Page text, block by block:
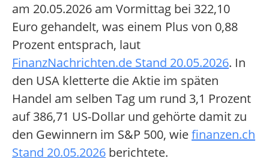
am 20.05.2026 am Vormittag bei 322,10
Euro gehandelt, was einem Plus von 0,88
Prozent entsprach, laut
FinanzNachrichten.de Stand 20.05.2026. In
den USA kletterte die Aktie im späten
Handel am selben Tag um rund 3,1 Prozent
auf 386,71 US-Dollar und gehörte damit zu
den Gewinnern im S&P 500, wiefinanzen.ch
Stand 20.05.2026 berichtete.